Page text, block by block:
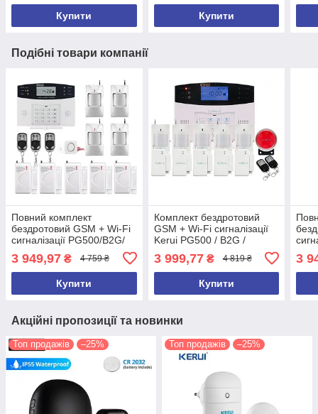
Купити Купити
Подібні товари компанії
Повний комплект
бездротовий GSM + Wi-Fi
сигналізації PG500/B2G/
3 949,97 ₴ 4 759 ₴
Купити
Комплект бездротовий
GSM + Wi-Fi сигналізації
Kerui PG500 / B2G /
econome home)! Гарантія
3 999,77₴ 4 819 ₴
Купити
3
Акційні пропозиції та новинки
Топ продажів –25% Топ продажів –25%